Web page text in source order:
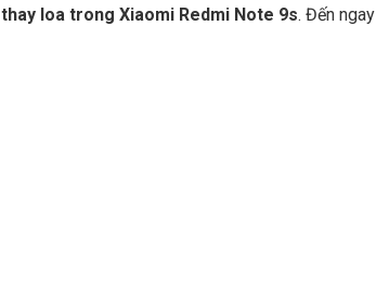
thay loa trong Xiaomi Redmi Note 9s. Đến ngay